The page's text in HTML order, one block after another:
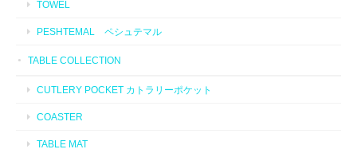
TOWEL
PESHTEMAL ペシュテマル
TABLE COLLECTION
CUTLERY POCKET カトラリーポケット
COASTER
TABLE MAT